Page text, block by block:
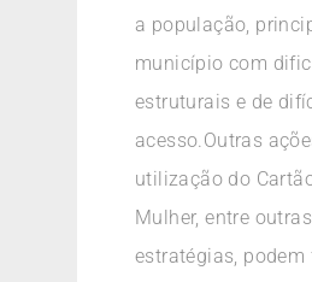
a população,
município com
estruturais e de
acesso.Outras
utilização do
Mulher, entre outras
estratégias, podem